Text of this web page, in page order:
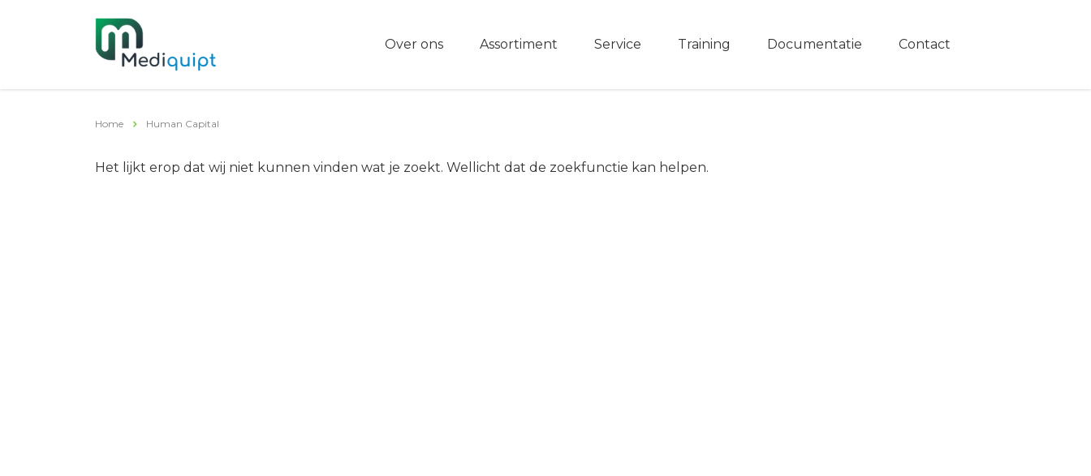
Over ons Assortiment Service Training Documentatie Contact
Home Human Capital
Het lijkt erop dat wij niet kunnen vinden wat je zoekt. Wellicht dat de zoekfunctie kan helpen.